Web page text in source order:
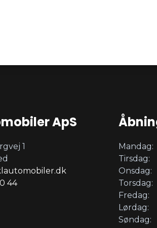
ApS
1
44
Mandag:
Tirsdag:
Onsdag:
Torsdag:
Fredag:
Lørdag:
Søndag: